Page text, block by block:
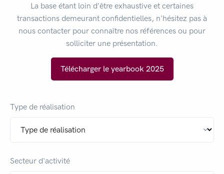
La base étant loin d'être exhaustive et certaines
transactions demeurant confidentielles, n'hésitez pas à
nous contacter pour connaître nos références ou pour
solliciter une présentation.
Télécharger le yearbook 2025
Type de réalisation
Secteur d'activité